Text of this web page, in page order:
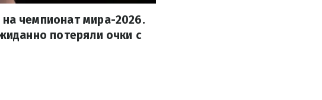
чемпионат мира-2026.
потеряли очки с